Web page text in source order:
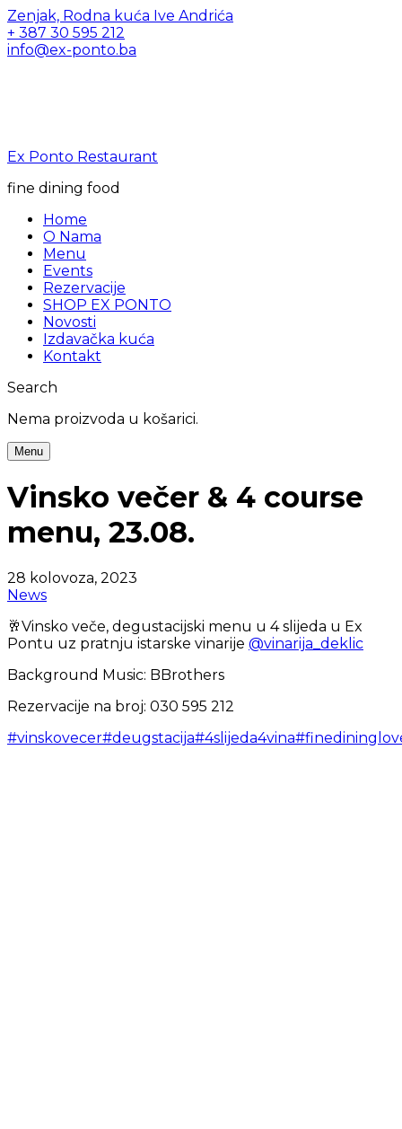
Zenjak, Rodna kuća Ive Andrića
+ 387 30 595 212
info@ex-ponto.ba
Ex Ponto Restaurant
fine dining food
Home
O Nama
Menu
Events
Rezervacije
SHOP EX PONTO
Novosti
Izdavačka kuća
Kontakt
Search
Nema proizvoda u košarici.
Menu
Vinsko večer & 4 course
menu, 23.08.
28 kolovoza, 2023
News
🥂Vinsko veče, degustacijski menu u 4 slijeda u Ex
Pontu uz pratnju istarske vinarije @vinarija_deklic
Background Music: BBrothers
Rezervacije na broj: 030 595 212
#vinskovecer#deugstacija#4slijeda4vina